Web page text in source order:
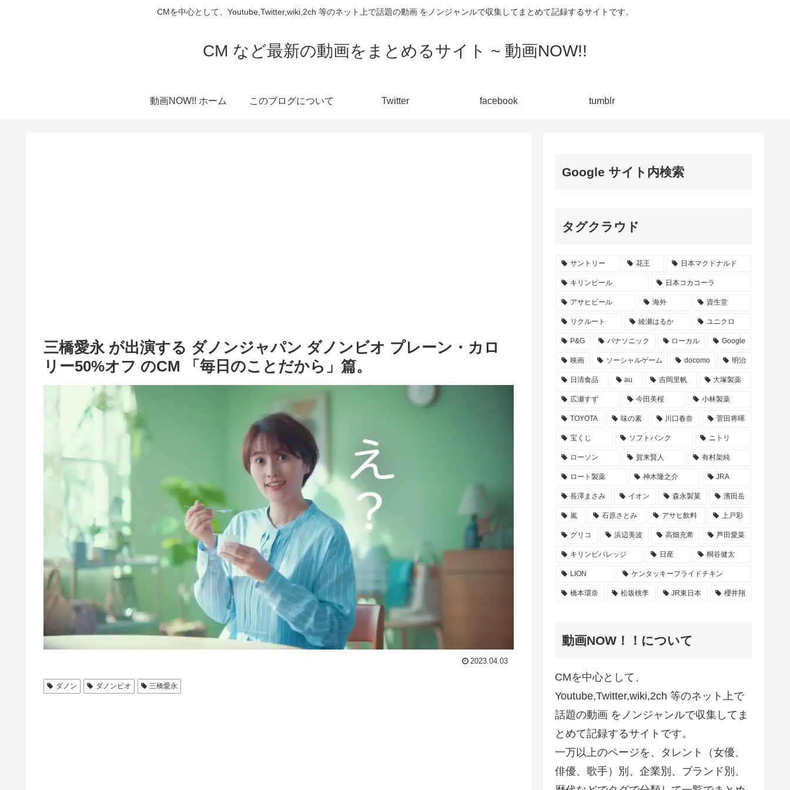
CMを中心として、Youtube,Twitter,wiki,2ch 等のネット上で話題の動画 をノンジャンルで収集してまとめて記録するサイトです。
CM など最新の動画をまとめるサイト ~ 動画NOW!!
動画NOW!! ホーム このブログについて Twitter facebook tumblr
三橋愛永 が出演する ダノンジャパン ダノンビオ プレーン・カロ
リー50%オフ のCM 「毎日のことだから」篇。
2023.04.03
ダノン ダノンビオ 三橋愛永
Google サイト内検索
タグクラウド
サントリー 花王 日本マクドナルド
キリンビール 日本コカコーラ
アサヒビール 海外 資生堂
リクルート 綾瀬はるか ユニクロ
P&G パナソニック ローカル Google
映画 ソーシャルゲーム docomo 明治
日清食品 au 吉岡里帆 大塚製薬
広瀬すず 今田美桜 小林製薬
TOYOTA 味の素 川口春奈 菅田将暉
宝くじ ソフトバンク ニトリ
ローソン 賀来賢人 有村架純
ロート製薬 神木隆之介 JRA
長澤まさみ イオン 森永製菓 濱田岳
嵐 石原さとみ アサヒ飲料 上戸彩
グリコ 浜辺美波 高畑充希 芦田愛菜
キリンビバレッジ 日産 桐谷健太
LION ケンタッキーフライドチキン
橋本環奈 松坂桃李 JR東日本 櫻井翔
動画NOW！！について
CMを中心として、
Youtube,Twitter,wiki,2ch 等のネット上で
話題の動画 をノンジャンルで収集してま
とめて記録するサイトです。
一万以上のページを、タレント（女優、
俳優、歌手）別、企業別、ブランド別、